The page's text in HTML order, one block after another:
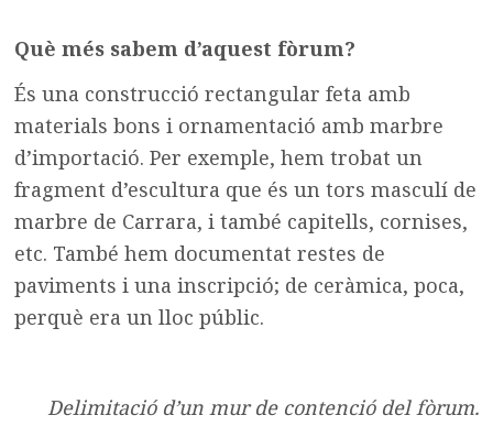
Què més sabem d’aquest fòrum?
És una construcció rectangular feta amb
materials bons i ornamentació amb marbre
d’importació. Per exemple, hem trobat un
fragment d’escultura que és un tors masculí de
marbre de Carrara, i també capitells, cornises,
etc. També hem documentat restes de
paviments i una inscripció; de ceràmica, poca,
perquè era un lloc públic.
Delimitació d’un mur de contenció del fòrum.